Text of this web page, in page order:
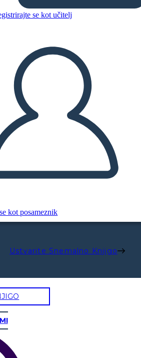
se kot učitelj
kot posameznik
Ustvarite Snemalno Knjigo